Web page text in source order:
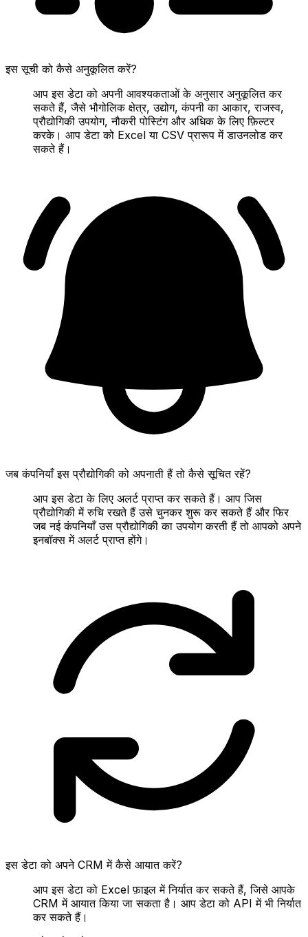
इस सूची को कैसे अनुकूलित करें?
आप इस डेटा को अपनी आवश्यकताओं के अनुसार अनुकूलित कर
सकते हैं, जैसे भौगोलिक क्षेत्र, उद्योग, कंपनी का आकार, राजस्व,
प्रौद्योगिकी उपयोग, नौकरी पोस्टिंग और अधिक के लिए फ़िल्टर
करके। आप डेटा को Excel या CSV प्रारूप में डाउनलोड कर
सकते हैं।
जब कंपनियाँ इस प्रौद्योगिकी को अपनाती हैं तो कैसे सूचित रहें?
आप इस डेटा के लिए अलर्ट प्राप्त कर सकते हैं। आप जिस
प्रौद्योगिकी में रुचि रखते हैं उसे चुनकर शुरू कर सकते हैं और फिर
जब नई कंपनियाँ उस प्रौद्योगिकी का उपयोग करती हैं तो आपको अपने
इनबॉक्स में अलर्ट प्राप्त होंगे।
इस डेटा को अपने CRM में कैसे आयात करें?
आप इस डेटा को Excel फ़ाइल में निर्यात कर सकते हैं, जिसे आपके
CRM में आयात किया जा सकता है। आप डेटा को API में भी निर्यात
कर सकते हैं।